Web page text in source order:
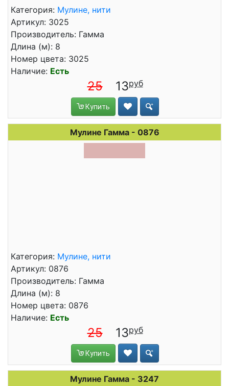
Категория: Мулине, нити
Артикул: 3025
Производитель: Гамма
Длина (м): 8
Номер цвета: 3025
Наличие: Есть
25 13
Купить
Мулине Гамма - 0876
Категория: Мулине, нити
Артикул: 0876
Производитель: Гамма
Длина (м): 8
Номер цвета: 0876
Наличие: Есть
25 13
Купить
Мулине Гамма - 3247